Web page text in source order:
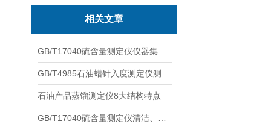
相关文章
石油产品蒸馏测定仪8大结构特点